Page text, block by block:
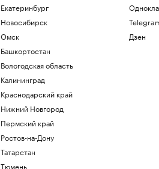
Екатеринбург
Новосибирск
Омск
Башкортостан
Вологодская область
Калининград
Краснодарский край
Нижний Новгород
Пермский край
Ростов-на-Дону
Татарстан
Тюмень
Дзен